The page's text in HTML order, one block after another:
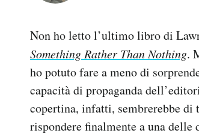
Altrecose
Mondiali calcio 2026
Non ho letto l’ultimo libro di
Something Rather Than Nothing.
ho potuto fare a meno di
capacità di propaganda
copertina, infatti, sembrerebbe
rispondere finalmente a una delle